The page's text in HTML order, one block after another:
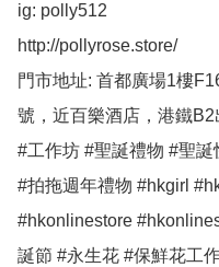
ig: polly512
http://pollyrose.store/
門市地址: 首都廣場1樓
號，近百樂酒店，港鐵B2
#工作坊 #聖誕禮物 #聖
#拍拖週年禮物 #hkgirl
#hkonlinestore
誕節 #永生花 #保鮮花工